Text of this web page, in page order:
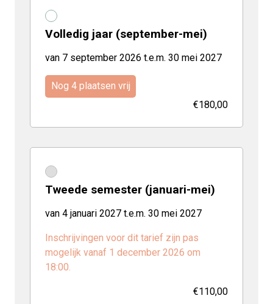
Volledig jaar (september-mei)
van 7 september 2026 t.e.m. 30 mei 2027
Nog 4 plaatsen vrij
€180,00
Tweede semester (januari-mei)
van 4 januari 2027 t.e.m. 30 mei 2027
Inschrijvingen voor dit tarief zijn pas
mogelijk vanaf 1 december 2026 om
18:00.
€110,00